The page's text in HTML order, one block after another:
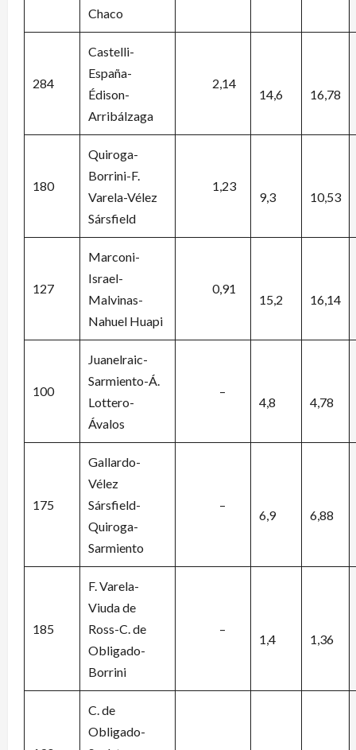
Chaco
284
Castelli-
España-
Édison-
Arribálzaga
2,14
14,6 16,78
180
Quiroga-
Borrini-F.
Varela-Vélez
Sársfield
1,23
9,3 10,53
127
Marconi-
Israel-
Malvinas-
Nahuel Huapi
0,91
15,2 16,14
100
Juanelraic-
Sarmiento-Á.
Lottero-
Ávalos
–
4,8 4,78
175
Gallardo-
Vélez
Sársfield-
Quiroga-
Sarmiento
–
6,9 6,88
185
F. Varela-
Viuda de
Ross-C. de
Obligado-
Borrini
–
1,4 1,36
C. de
Obligado-